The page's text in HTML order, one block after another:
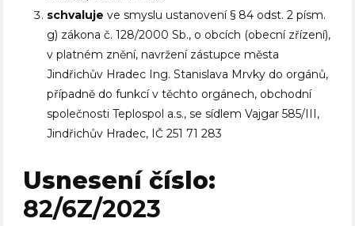
schvalujeve smyslu ustanovení § 84 odst. 2 písm.
g) zákona č. 128/2000 Sb., o obcích (obecní zřízení),
v platném znění, navržení zástupce města
Jindřichův Hradec Ing. Stanislava Mrvky do orgánů,
případně do funkcí v těchto orgánech, obchodní
společnosti Teplospol a.s., se sídlem Vajgar 585/III,
Jindřichův Hradec, IČ 251 71 283
Usnesení číslo:
82/6Z/2023